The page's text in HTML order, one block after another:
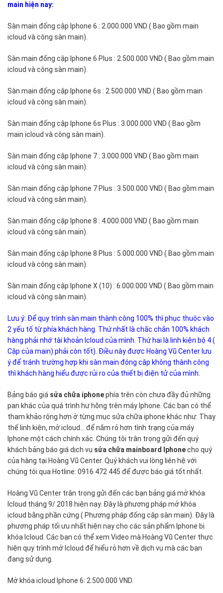
main hiện nay:
Sàn main đống cập Iphone 6 : 2.000.000 VND ( Bao gồm main
icloud và công sàn main).
Sàn main đống cập Iphone 6 Plus : 2.500.000 VND ( Bao gồm main
icloud và công sàn main).
Sàn main đống cập Iphone 6s : 2.500.000 VND ( Bao gồm main
icloud và công sàn main).
Sàn main đống cập Iphone 6s Plus : 3.000.000 VND ( Bao gồm
main icloud và công sàn main).
Sàn main đống cập Iphone 7 : 3.000.000 VND ( Bao gồm main
icloud và công sàn main).
Sàn main đống cập Iphone 7 Plus : 3.500.000 VND ( Bao gồm main
icloud và công sàn main).
Sàn main đống cập Iphone 8 : 4.000.000 VND ( Bao gồm main
icloud và công sàn main).
Sàn main đống cập Iphone 8 Plus : 5.000.000 VND ( Bao gồm main
icloud và công sàn main).
Sàn main đống cập Iphone X (10) : 6.000.000 VND ( Bao gồm main
icloud và công sàn main).
Lưu ý: Để quy trình sàn main thành công 100% thì phục thuộc vào
2 yếu tố từ phía khách hàng. Thứ nhất là chắc chắn 100% khách
hàng phải nhớ tài khoản Icloud của mình. Thứ hai là linh kiện bộ 4 (
Cập của main) phải còn tốt). Điều này được Hoàng Vũ Center lưu
ý để tránh trường hợp khi sàn main đóng cập không thành công
thì khách hàng hiểu được rủi ro của thiết bị điện tử của mình.
Bảng báo giá sửa chữa iphonephía trên còn chưa đầy đủ những
pan khác của quá trình hư hõng trên máy Iphone. Các bạn có thể
tham khảo rộng hơn ở từng mục sửa chữa iphone khác như: Thay
thế linh kiện, mở icloud... để nắm rỏ hơn tình trạng của máy
Iphone một cách chính xác. Chúng tôi trân trọng gửi đến quý
khách bảng báo giá dịch vụ sửa chữa mainboard Iphonecho quý
của hàng tại Hoàng Vũ Center. Quý khách vui lòng liên hệ với
chúng tôi qua Hotline: 0916 472 445 để được báo giá tốt nhất.
Hoàng Vũ Center trân trọng gửi đến các bạn bảng giá mở khóa
Icloud tháng 9/ 2018 hiện nay. Đây là phương pháp mở khóa
icloud bằng phần cứng ( Phương pháp đống cập sàn main). Đây là
phương pháp tối ưu nhất hiện nay cho các sản phẩm Iphone bị
khóa Icloud. Các bạn có thể xem Video mà Hoàng Vũ Center thực
hiện quy trình mở Icloud để hiểu rỏ hơn về dịch vụ mà các bạn
đang sử dụng.
Mở khóa icloud Iphone 6: 2.500.000 VND.